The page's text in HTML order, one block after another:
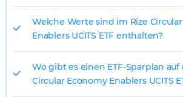
Welche Werte sind im Rize
Enablers UCITS ETF enthalten?
Wo gibt es einen ETF-Sparplan auf
Circular Economy Enablers UCITS